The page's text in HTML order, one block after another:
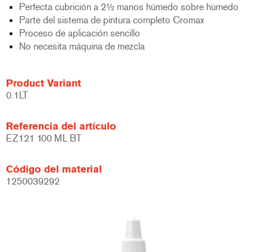
Perfecta cubrición a 2½ manos húmedo sobre húmedo
Parte del sistema de pintura completo Cromax
Proceso de aplicación sencillo
No necesita máquina de mezcla
Product Variant
0.1LT
Referencia del artículo
EZ121 100 ML BT
Código del material
1250039292